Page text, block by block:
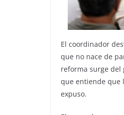
El coordinador
que no nace de
reforma surge del
que entiende que
expuso.